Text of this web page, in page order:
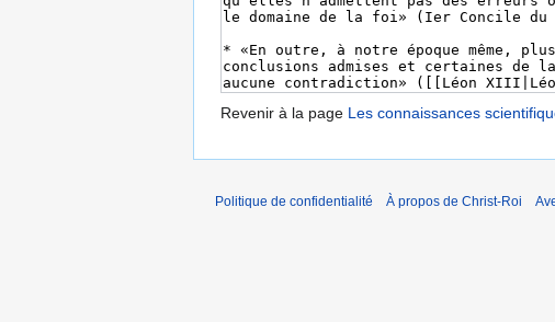
Revenir à la page Les connaissances
Politique de confidentialité À propos de Christ-Roi